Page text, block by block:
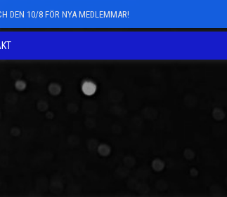
DEN 10/8 FÖR NYA MEDLEMMAR!